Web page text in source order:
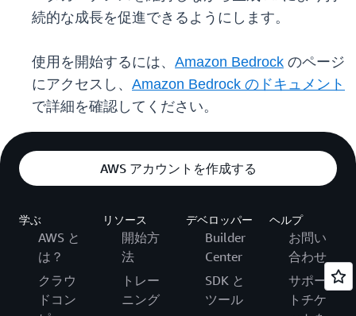
続的な成長を促進できるようにします。
使用を開始するには、 Amazon Bedrock のページ
にアクセスし、 Amazon Bedrock のドキュメント
で詳細を確認してください。
AWS アカウントを作成する
学ぶ
AWS と
は？
クラウ
ドコン
リソース
開始方
法
トレー
ニング
デベロッパー
Builder
Center
SDK と
ツール
ヘルプ
お問い
合わせ
サポー
トチケ